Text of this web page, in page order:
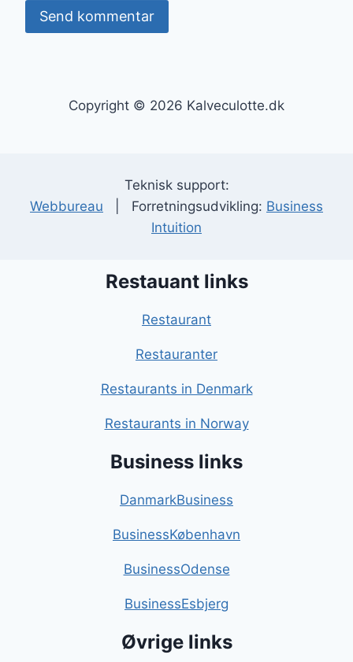
Copyright © 2026 Kalveculotte.dk
Teknisk support:
Webbureau | Forretningsudvikling: Business
Intuition
Restauant links
Restaurant
Restauranter
Restaurants in Denmark
Restaurants in Norway
Business links
DanmarkBusiness
BusinessKøbenhavn
BusinessOdense
BusinessEsbjerg
Øvrige links